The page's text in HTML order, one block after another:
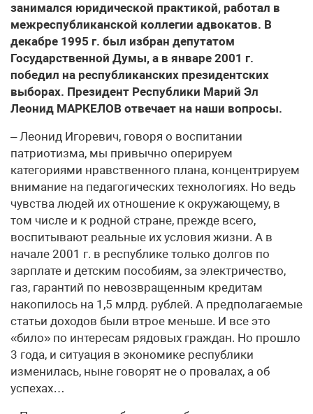
занимался юридической практикой, работал в
межреспубликанской коллегии адвокатов. В
декабре 1995 г. был избран депутатом
Государственной Думы, а в январе 2001 г.
победил на республиканских президентских
выборах. Президент Республики Марий Эл
Леонид МАРКЕЛОВ отвечает на наши вопросы.
– Леонид Игоревич, говоря о воспитании
патриотизма, мы привычно оперируем
категориями нравственного плана, концентрируем
внимание на педагогических технологиях. Но ведь
чувства людей их отношение к окружающему, в
том числе и к родной стране, прежде всего,
воспитывают реальные их условия жизни. А в
начале 2001 г. в республике только долгов по
зарплате и детским пособиям, за электричество,
газ, гарантий по невозвращенным кредитам
накопилось на 1,5 млрд. рублей. А предполагаемые
статьи доходов были втрое меньше. И все это
«било» по интересам рядовых граждан. Но прошло
3 года, и ситуация в экономике республики
изменилась, ныне говорят не о провалах, а об
успехах…